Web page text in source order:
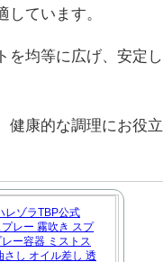
ています。
を均等に広げ、安定し
健康的な調理にお役立
レゾラTBP公式
レー 霧吹き スプ
ー容器 ミストス
さし オイル差し 透